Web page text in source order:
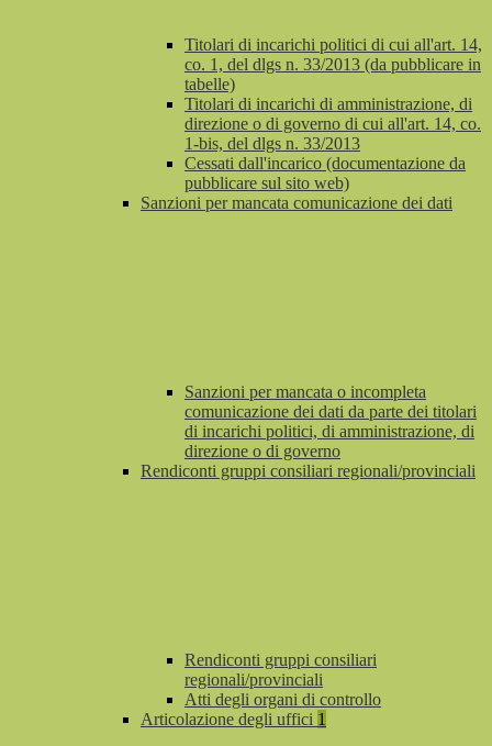
Titolari di incarichi politici di cui all'art. 14,
co. 1, del dlgs n. 33/2013 (da pubblicare in
tabelle)
Titolari di incarichi di amministrazione, di
direzione o di governo di cui all'art. 14, co.
1-bis, del dlgs n. 33/2013
Cessati dall'incarico (documentazione da
pubblicare sul sito web)
Sanzioni per mancata comunicazione dei dati
Sanzioni per mancata o incompleta
comunicazione dei dati da parte dei titolari
di incarichi politici, di amministrazione, di
direzione o di governo
Rendiconti gruppi consiliari regionali/provinciali
Rendiconti gruppi consiliari
regionali/provinciali
Atti degli organi di controllo
Articolazione degli uffici 1